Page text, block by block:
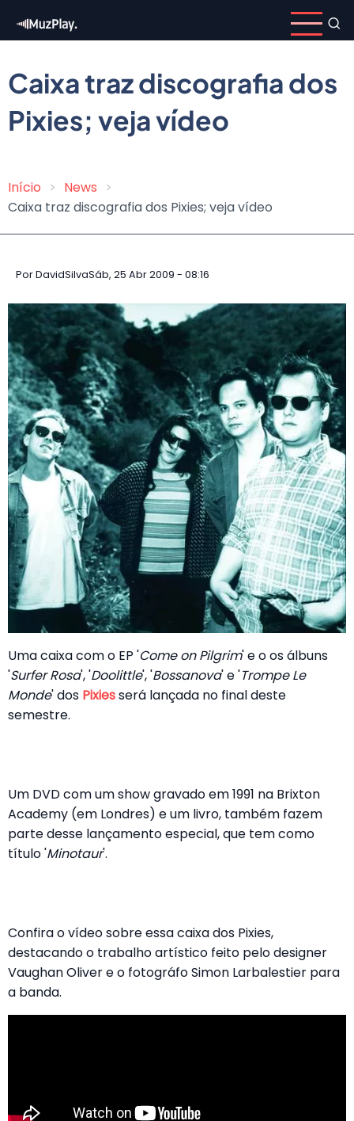
para
conteúdo
principal
Caixa traz discografia dos
Pixies; veja vídeo
Trilha
Início
News
Caixa traz discografia dos Pixies; veja vídeo
PorDavidSilvaSáb, 25 Abr 2009 - 08:16
Uma caixa com o EP 'Come on Pilgrim' e o os álbuns
'Surfer Rosa', 'Doolittle', 'Bossanova' e 'Trompe Le
Monde' dos Pixiesserá lançada no final deste
semestre.
Um DVD com um show gravado em 1991 na Brixton
Academy (em Londres) e um livro, também fazem
parte desse lançamento especial, que tem como
título 'Minotaur'.
Confira o vídeo sobre essa caixa dos Pixies,
destacando o trabalho artístico feito pelo designer
Vaughan Oliver e o fotográfo Simon Larbalestier para
a banda.